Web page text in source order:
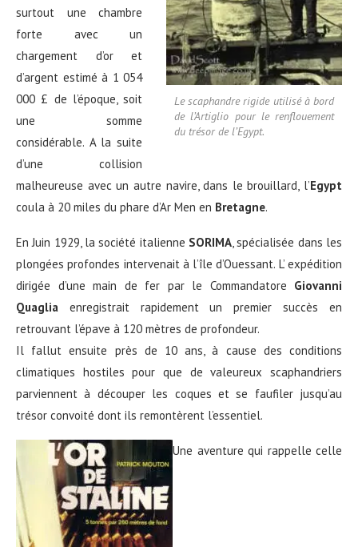
Le scaphandre rigide utilisé à bord
de l’Artiglio pour le renflouement
du trésor de l’Egypt.
surtout une chambre
forte avec un
chargement d’or et
d’argent estimé à 1 054
000 £ de l’époque, soit
une somme
considérable. A la suite
d’une collision
malheureuse avec un autre navire, dans le brouillard, l’Egypt
coula à 20 miles du phare d’Ar Men en Bretagne.
En Juin 1929, la société italienne SORIMA, spécialisée dans les
plongées profondes intervenait à l’île d’Ouessant. L’ expédition
dirigée d’une main de fer par le Commandatore Giovanni
Quaglia enregistrait rapidement un premier succès en
retrouvant l’épave à 120 mètres de profondeur.
Il fallut ensuite près de 10 ans, à cause des conditions
climatiques hostiles pour que de valeureux scaphandriers
parviennent à découper les coques et se faufiler jusqu’au
trésor convoité dont ils remontèrent l’essentiel.
Une aventure qui rappelle celle